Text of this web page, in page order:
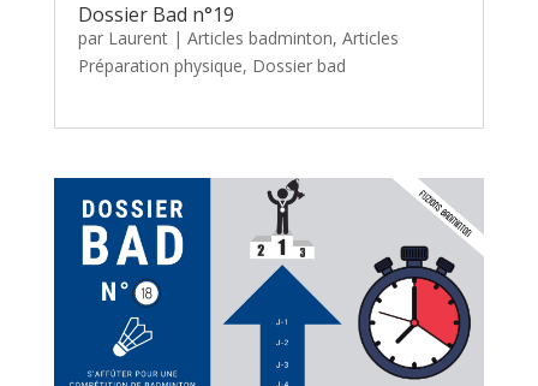
Dossier Bad n°19
par Laurent| Articles badminton, Articles
Préparation physique, Dossier bad